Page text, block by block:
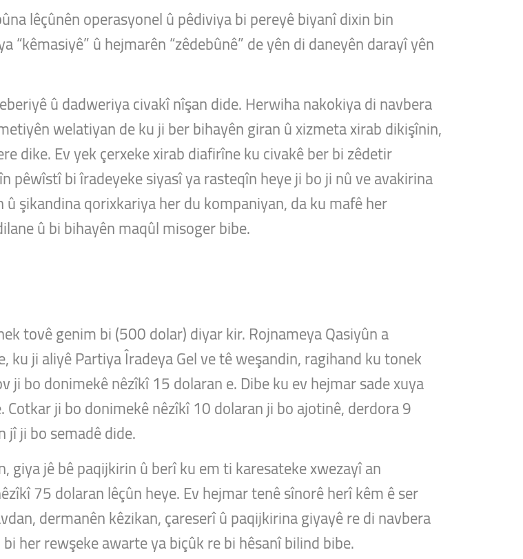
lêçûnên operasyonel û pêdiviya bi pereyê biyanî dixin bin
û hejmarên “zêdebûnê” de yên di daneyên darayî yên
û dadweriya civakî nîşan dide. Herwiha nakokiya di navbera
welatiyan de ku ji ber bihayên giran û xizmeta xirab dikişînin,
dike. Ev yek çerxeke xirab diafirîne ku civakê ber bi zêdetir
pêwîstî bi îradeyeke siyasî ya rasteqîn heye ji bo ji nû ve avakirina
şikandina qorixkariya her du kompaniyan, da ku mafê her
û bi bihayên maqûl misoger bibe.
tovê genim bi (500 dolar) diyar kir. Rojnameya Qasiyûn a
ji aliyê Partiya Îradeya Gel ve tê weşandin, ragihand ku tonek
bo donimekê nêzîkî 15 dolaran e. Dibe ku ev hejmar sade xuya
ji bo donimekê nêzîkî 10 dolaran ji bo ajotinê, derdora 9
ji bo semadê dide.
giya jê bê paqijkirin û berî ku em ti karesateke xwezayî an
75 dolaran lêçûn heye. Ev hejmar tenê sînorê herî kêm ê ser
dermanên kêzikan, çareserî û paqijkirina giyayê re di navbera
her rewşeke awarte ya biçûk re bi hêsanî bilind bibe.